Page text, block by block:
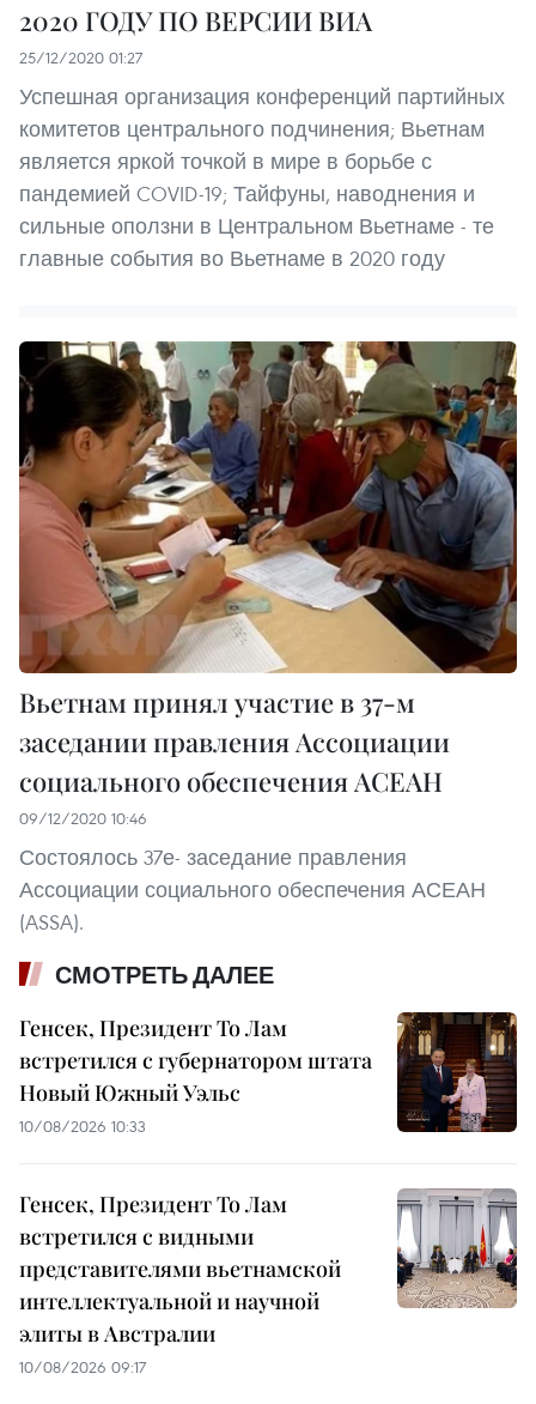
2020 ГОДУ ПО ВЕРСИИ ВИА
25/12/2020 01:27
Успешная организация конференций партийных
комитетов центрального подчинения; Вьетнам
является яркой точкой в мире в борьбе с
пандемией COVID-19; Тайфуны, наводнения и
сильные оползни в Центральном Вьетнаме - те
главные события во Вьетнаме в 2020 году
Вьетнам принял участие в 37-м
заседании правления Ассоциации
социального обеспечения АСЕАН
09/12/2020 10:46
Состоялось 37е- заседание правления
Ассоциации социального обеспечения АСЕАН
(ASSA).
СМОТРЕТЬ ДАЛЕЕ
Генсек, Президент То Лам
встретился с губернатором штата
Новый Южный Уэльс
10/08/2026 10:33
Генсек, Президент То Лам
встретился с видными
представителями вьетнамской
интеллектуальной и научной
элиты в Австралии
10/08/2026 09:17